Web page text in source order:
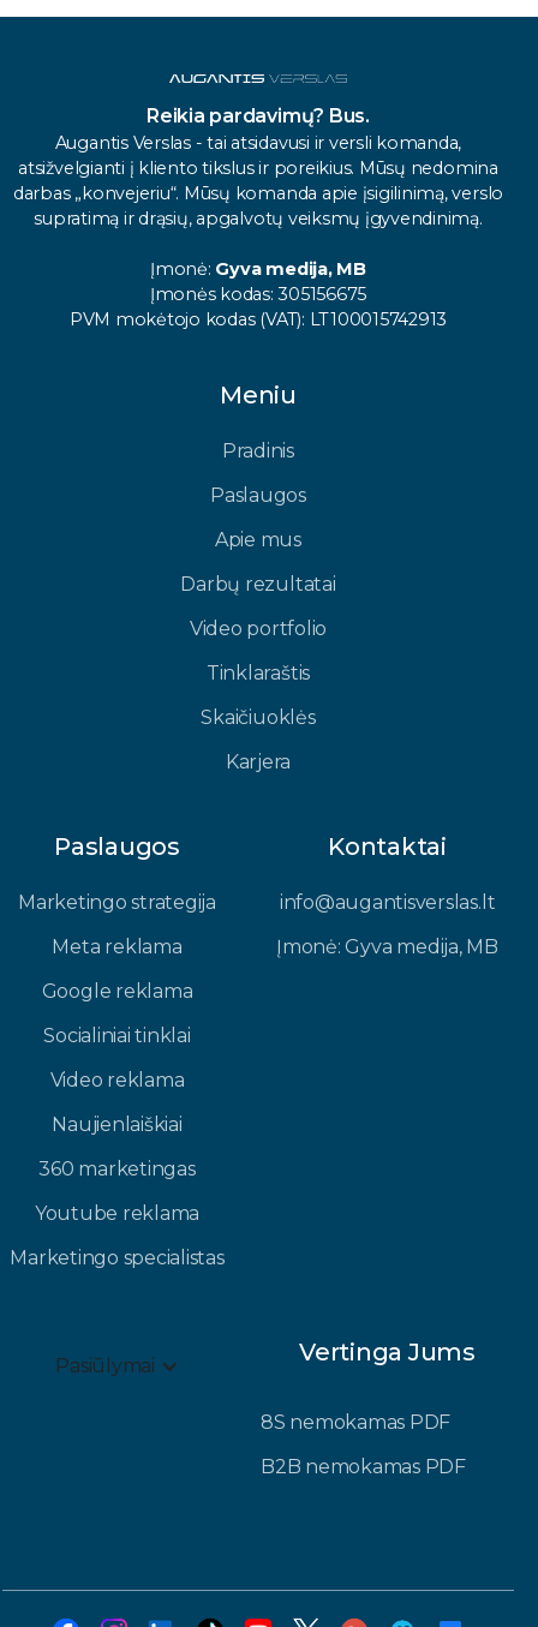
Reikia pardavimų? Bus.
Augantis Verslas - tai atsidavusi ir versli komanda,
atsižvelgianti į kliento tikslus ir poreikius. Mūsų nedomina
darbas „konvejeriu“. Mūsų komanda apie įsigilinimą, verslo
supratimą ir drąsių, apgalvotų veiksmų įgyvendinimą.
Įmonė: Gyva medija, MB
Įmonės kodas: 305156675
PVM mokėtojo kodas (VAT): LT100015742913
Meniu
Pradinis
Paslaugos
Apie mus
Darbų rezultatai
Video portfolio
Tinklaraštis
Skaičiuoklės
Karjera
Paslaugos
Marketingo strategija
Meta reklama
Google reklama
Socialiniai tinklai
Video reklama
Naujienlaiškiai
360 marketingas
Youtube reklama
Marketingo specialistas
Kontaktai
info@augantisverslas.lt​
Įmonė: Gyva medija, MB​
Pasiūlymai Vertinga Jums
8S nemokamas PDF
B2B nemokamas PDF